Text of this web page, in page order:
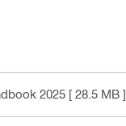
2025 [ 28.5 MB ]